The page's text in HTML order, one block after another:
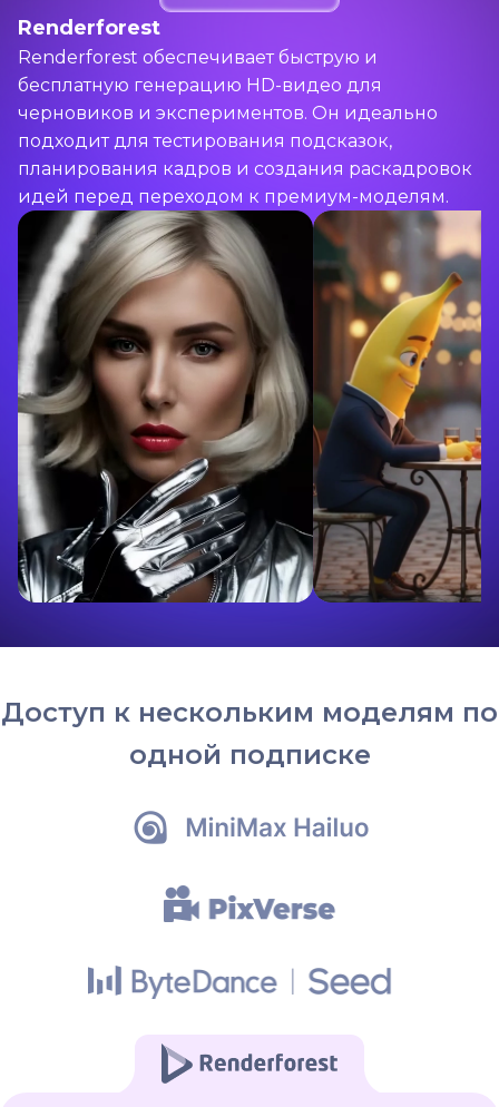
Renderforest
Renderforest обеспечивает быструю и
бесплатную генерацию HD-видео для
черновиков и экспериментов. Он идеально
подходит для тестирования подсказок,
планирования кадров и создания раскадровок
идей перед переходом к премиум-моделям.
Доступ к нескольким моделям по
одной подписке